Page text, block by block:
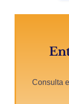
Consulta